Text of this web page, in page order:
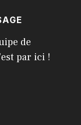
de
par ici !